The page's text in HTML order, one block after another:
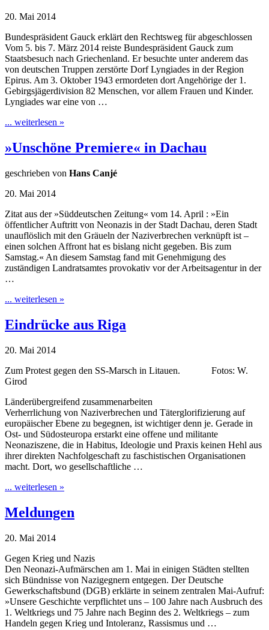
20. Mai 2014
Bundespräsident Gauck erklärt den Rechtsweg für abgeschlossen
Vom 5. bis 7. März 2014 reiste Bundespräsident Gauck zum
Staatsbesuch nach Griechenland. Er besuchte unter anderem das
von deutschen Truppen zerstörte Dorf Lyngiades in der Region
Epirus. Am 3. Oktober 1943 ermordeten dort Angehörige der 1.
Gebirgsjägerdivision 82 Menschen, vor allem Frauen und Kinder.
Lyngiades war eine von …
... weiterlesen »
»Unschöne Premiere« in Dachau
geschrieben von Hans Canjé
20. Mai 2014
Zitat aus der »Süddeutschen Zeitung« vom 14. April : »Ein
öffentlicher Auftritt von Neonazis in der Stadt Dachau, deren Stadt
unauflöslich mit den Gräueln der Naziverbrechen verknüpft ist –
einen solchen Affront hat es bislang nicht gegeben. Bis zum
Samstag.« An diesem Samstag fand mit Genehmigung des
zuständigen Landratsamtes provokativ vor der Arbeitsagentur in der
…
... weiterlesen »
Eindrücke aus Riga
20. Mai 2014
Zum Protest gegen den SS-Marsch in Litauen. Fotos: W.
Girod
Länderübergreifend zusammenarbeiten
Verherrlichung von Naziverbrechen und Täterglorifizierung auf
europäischer Ebene zu begegnen, ist wichtiger denn je. Gerade in
Ost- und Südosteuropa erstarkt eine offene und militante
Neonaziszene, die in Habitus, Ideologie und Praxis keinen Hehl aus
ihrer direkten Nachfolgeschaft zu faschistischen Organisationen
macht. Dort, wo gesellschaftliche …
... weiterlesen »
Meldungen
20. Mai 2014
Gegen Krieg und Nazis
Den Neonazi-Aufmärschen am 1. Mai in einigen Städten stellten
sich Bündnisse von Nazigegnern entgegen. Der Deutsche
Gewerkschaftsbund (DGB) erklärte in seinem zentralen Mai-Aufruf:
»Unsere Geschichte verpflichtet uns – 100 Jahre nach Ausbruch des
1. Weltkriegs und 75 Jahre nach Beginn des 2. Weltkriegs – zum
Handeln gegen Krieg und Intoleranz, Rassismus und …